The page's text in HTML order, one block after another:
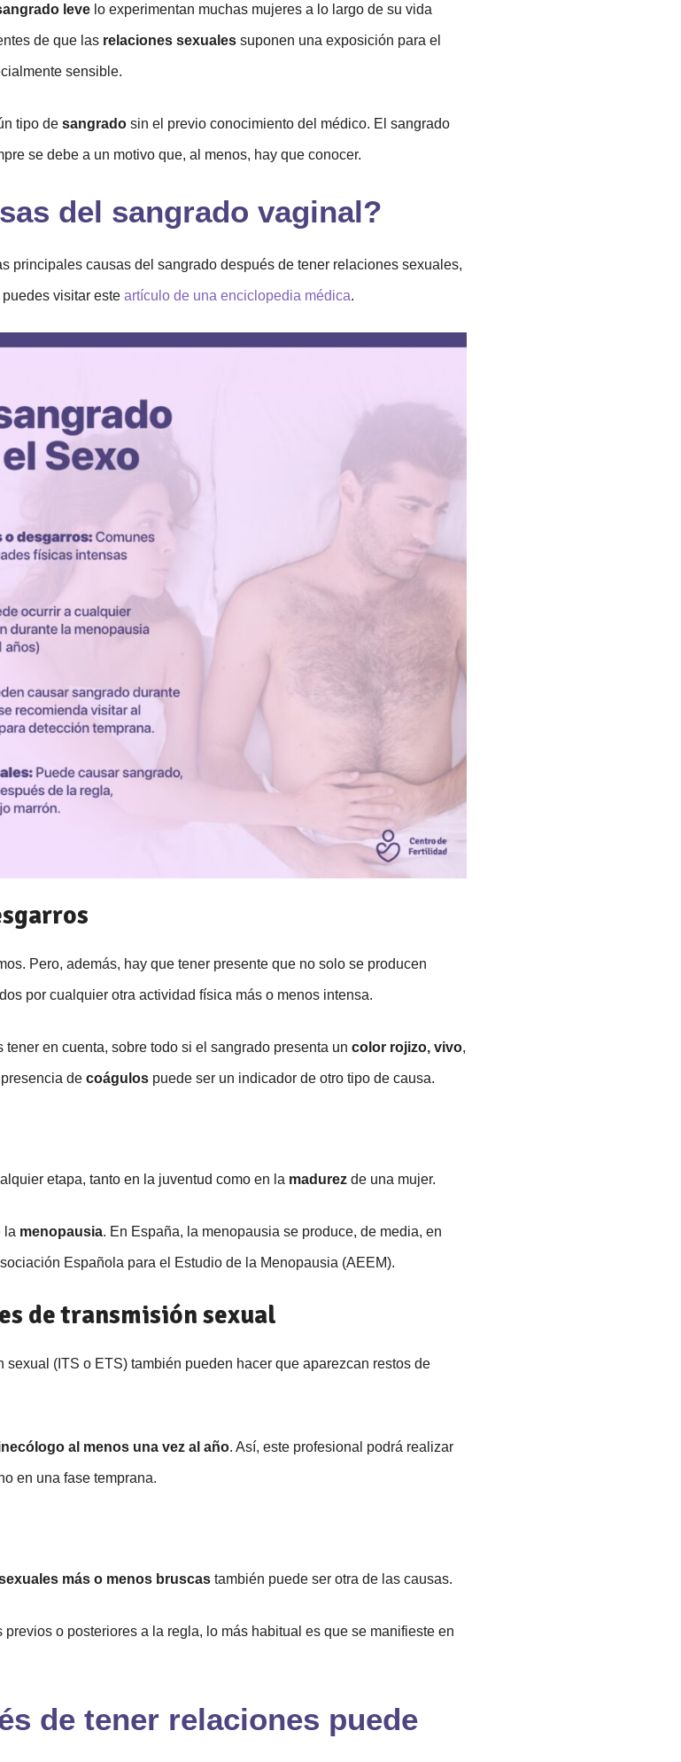
leve lo experimentan muchas mujeres a lo largo de su vida
de que las relaciones sexuales suponen una exposición para el
sensible.
tipo de sangrado sin el previo conocimiento del médico. El sangrado
se debe a un motivo que, al menos, hay que conocer.
del sangrado vaginal?
principales causas del sangrado después de tener relaciones sexuales,
visitar este artículo de una enciclopedia médica.
Pero, además, hay que tener presente que no solo se producen
por cualquier otra actividad física más o menos intensa.
en cuenta, sobre todo si el sangrado presenta un color rojizo, vivo,
de coágulos puede ser un indicador de otro tipo de causa.
etapa, tanto en la juventud como en la madurez de una mujer.
la menopausia. En España, la menopausia se produce, de media, en
Española para el Estudio de la Menopausia (AEEM).
de transmisión sexual
(ITS o ETS) también pueden hacer que aparezcan restos de
al menos una vez a l año. Así, este profesional podrá realizar
en una fase temprana.
más o menos bruscas también puede ser otra de las causas.
o posteriores a la regla, lo más habitual es que se manifieste en
de tener relaciones puede